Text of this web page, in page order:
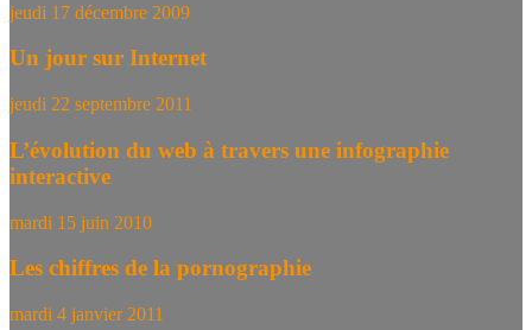
jeudi 17 décembre 2009
Un jour sur Internet
jeudi 22 septembre 2011
L’évolution du web à travers une infographie
interactive
mardi 15 juin 2010
Les chiffres de la pornographie
mardi 4 janvier 2011